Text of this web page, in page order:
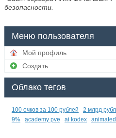
безопасности.
Меню пользователя
Мой профиль
Создать
Облако тегов
100 очков за 100 рублей 2 млрд
9%
academy pve ai kodex